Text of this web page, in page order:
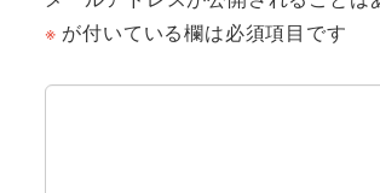
※ が付いている欄は必須項目です